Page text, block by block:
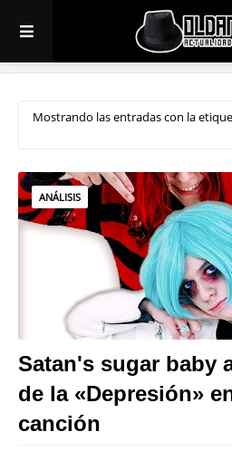
Mostrando las entradas con la
ANÁLISIS
Satan's sugar baby
de la «Depresión»
canción